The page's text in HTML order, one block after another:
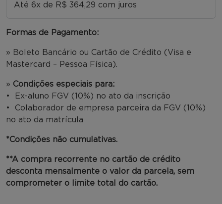
Até 6x de R$ 364,29 com juros
Formas de Pagamento:
» Boleto Bancário ou Cartão de Crédito (Visa e
Mastercard – Pessoa Física).
» Condições especiais para:
• Ex-aluno FGV (10%) no ato da inscrição
• Colaborador de empresa parceira da FGV (10%)
no ato da matrícula
*Condições não cumulativas.
**A compra recorrente no cartão de crédito
desconta mensalmente o valor da parcela, sem
comprometer o limite total do cartão.